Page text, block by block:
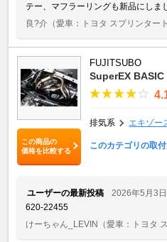
テー、マフラーリングも新品にしま
良?介 （愛車：トヨタ スプリンター
この商品の
価格を比較する
FUJITSUBO
SuperEX BASIC
排気系 エキゾー
このカテゴリの取
ユーザーの最新投稿
2026年5月3日
620-22455
けーちゃん_LEVIN （愛車：トヨタ